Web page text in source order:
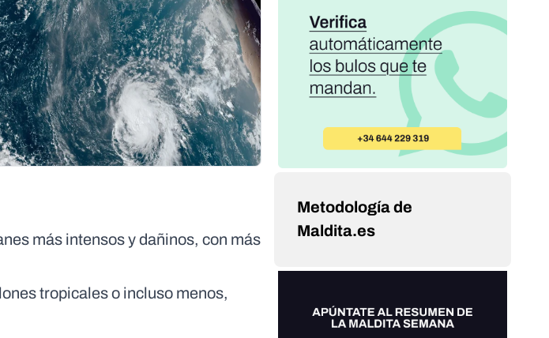
más intensos y dañinos, con más
tropicales o incluso menos,
Metodología de
Maldita.es